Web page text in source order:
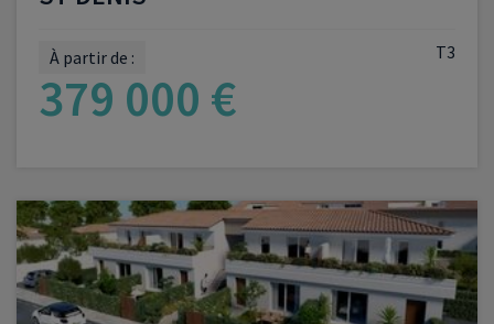
T3
À partir de :
379 000 €
VOIR LE PROGRAMME